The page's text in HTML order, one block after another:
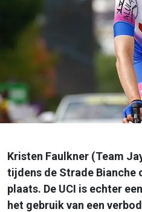
Kristen Faulkner (Team
tijdens de Strade Bianche
plaats. De UCI is echter
het gebruik van een